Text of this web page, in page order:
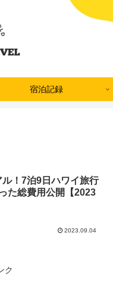
宿泊記録
ル！7泊9日ハワイ旅行
た総費用公開【2023
2023.09.04
ク